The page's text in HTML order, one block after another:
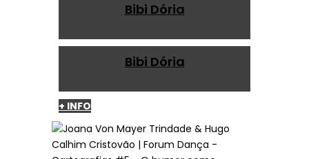
Bibi Dória
Bibi Dória
+ INFO